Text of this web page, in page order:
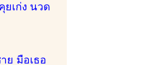
เก่ง นวด
ย มือเธอ